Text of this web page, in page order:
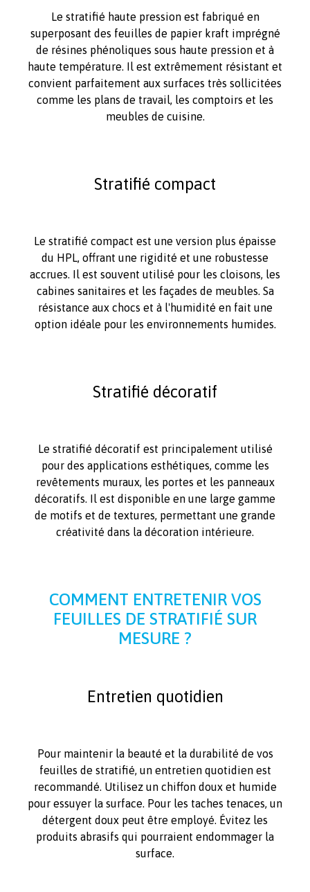
Le stratifié haute pression est fabriqué en
superposant des feuilles de papier kraft imprégné
de résines phénoliques sous haute pression et à
haute température. Il est extrêmement résistant et
convient parfaitement aux surfaces très sollicitées
comme les plans de travail, les comptoirs et les
meubles de cuisine.
Stratifié compact
Le stratifié compact est une version plus épaisse
du HPL, offrant une rigidité et une robustesse
accrues. Il est souvent utilisé pour les cloisons, les
cabines sanitaires et les façades de meubles. Sa
résistance aux chocs et à l'humidité en fait une
option idéale pour les environnements humides.
Stratifié décoratif
Le stratifié décoratif est principalement utilisé
pour des applications esthétiques, comme les
revêtements muraux, les portes et les panneaux
décoratifs. Il est disponible en une large gamme
de motifs et de textures, permettant une grande
créativité dans la décoration intérieure.
COMMENT ENTRETENIR VOS
FEUILLES DE STRATIFIÉ SUR
MESURE ?
Entretien quotidien
Pour maintenir la beauté et la durabilité de vos
feuilles de stratifié, un entretien quotidien est
recommandé. Utilisez un chiffon doux et humide
pour essuyer la surface. Pour les taches tenaces, un
détergent doux peut être employé. Évitez les
produits abrasifs qui pourraient endommager la
surface.